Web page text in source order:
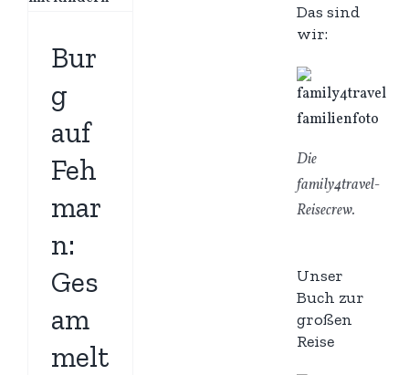
Bur
g
auf
Feh
mar
n:
Ges
am
melt
Das sind
wir:
Die
family4travel-
Reisecrew.
Unser
Buch zur
großen
Reise